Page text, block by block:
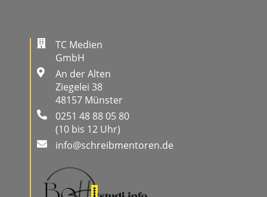
TC Medien
GmbH
An der Alten
Ziegelei 38
48157 Münster
0251 48 88 05 80
(10 bis 12 Uhr)
info@schreibmentoren.de